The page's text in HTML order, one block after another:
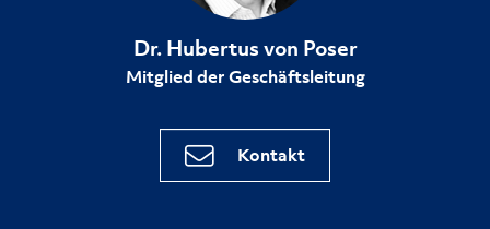
Dr. Hubertus von Poser
Mitglied der Geschäftsleitung
Kontakt